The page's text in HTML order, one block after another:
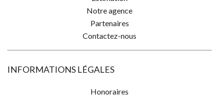
Notre agence
Partenaires
Contactez-nous
INFORMATIONS LÉGALES
Honoraires